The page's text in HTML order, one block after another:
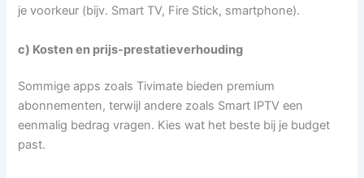
je voorkeur (bijv. Smart TV, Fire Stick, smartphone).
c) Kosten en prijs-prestatieverhouding
Sommige apps zoals Tivimate bieden premium
abonnementen, terwijl andere zoals Smart IPTV een
eenmalig bedrag vragen. Kies wat het beste bij je budget
past.